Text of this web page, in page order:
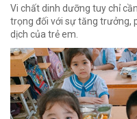
Vi chất dinh dưỡng tuy chỉ
trọng đối với sự tăng trưởng,
dịch của trẻ em.